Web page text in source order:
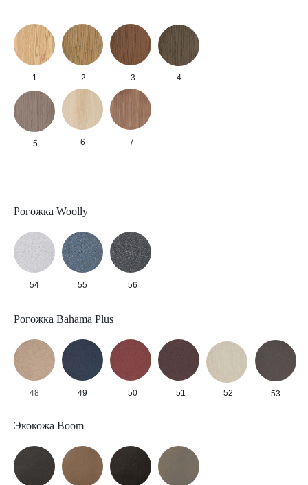
1 2 3 4
5 6 7
Рогожка Woolly
54 55 56
Рогожка Bahama Plus
48 49 50 51 52 53
Экокожа Boom